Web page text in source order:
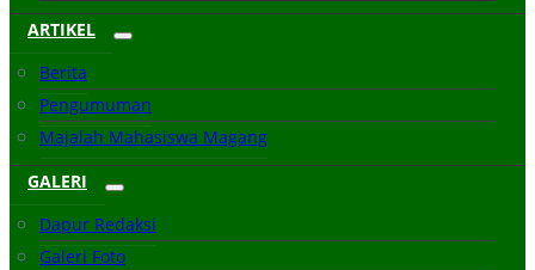
ARTIKEL
Berita
Pengumuman
Majalah Mahasiswa Magang
GALERI
Dapur Redaksi
Galeri Foto